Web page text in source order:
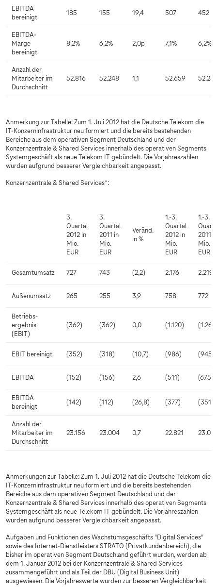
EBITDA
bereinigt
185 155 19,4 507 452
EBITDA-
Marge
bereinigt
8,2% 6,2% 2,0p 7,1% 6,2%
Anzahl der
Mitarbeiter im
Durchschnitt
52.816 52.248 1,1 52.659
Anmerkung zur Tabelle: Zum 1. Juli 2012 hat die Deutsche Telekom die
IT-Konzerninfrastruktur neu formiert und die bereits bestehenden
Bereiche aus dem operativen Segment Deutschland und der
Konzernzentrale & Shared Services innerhalb des operativen Segments
Systemgeschäft als neue Telekom IT gebündelt. Die Vorjahreszahlen
wurden aufgrund besserer Vergleichbarkeit angepasst.
Konzernzentrale & Shared Services*:
3.
Quartal
2012 in
Mio.
EUR
3.
Quartal
2011 in
Mio.
EUR
Veränd.
in %
1.-3.
Quartal
2012 in
Mio.
EUR
1.-3.
2011 in
Mio.
EUR
Gesamtumsatz 727 743 (2,2) 2.176 2.219
Außenumsatz 265 255 3,9 758 772
Betriebs-
ergebnis
(EBIT)
(362) (362) 0,0 (1.120)
EBIT bereinigt (352) (318) (10,7) (986) (945)
EBITDA (152) (156) 2,6 (511) (675)
EBITDA
bereinigt
(142) (112) (26,8) (377) (351)
Anzahl der
Mitarbeiter im
Durchschnitt
23.156 23.004 0,7 22.821
Anmerkungen zur Tabelle: Zum 1. Juli 2012 hat die Deutsche Telekom die
IT-Konzerninfrastruktur neu formiert und die bereits bestehenden
Bereiche aus dem operativen Segment Deutschland und der
Konzernzentrale & Shared Services innerhalb des operativen Segments
Systemgeschäft als neue Telekom IT gebündelt. Die Vorjahreszahlen
wurden aufgrund besserer Vergleichbarkeit angepasst.
Aufgaben und Funktionen des Wachstumsgeschäfts "Digital Services"
sowie des Internet-Dienstleisters STRATO (Privatkundenbereich), die
bisher im operativen Segment Deutschland geführt wurden, werden ab
dem 1. Januar 2012 bei der Konzernzentrale & Shared Services
zusammengeführt und als Teil der DBU (Digital Business Unit)
ausgewiesen. Die Vorjahreswerte wurden zur besseren Vergleichbarkeit